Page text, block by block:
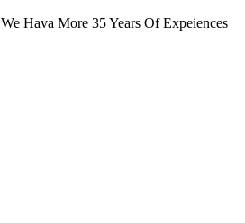
We Hava More 35 Years Of Expeiences